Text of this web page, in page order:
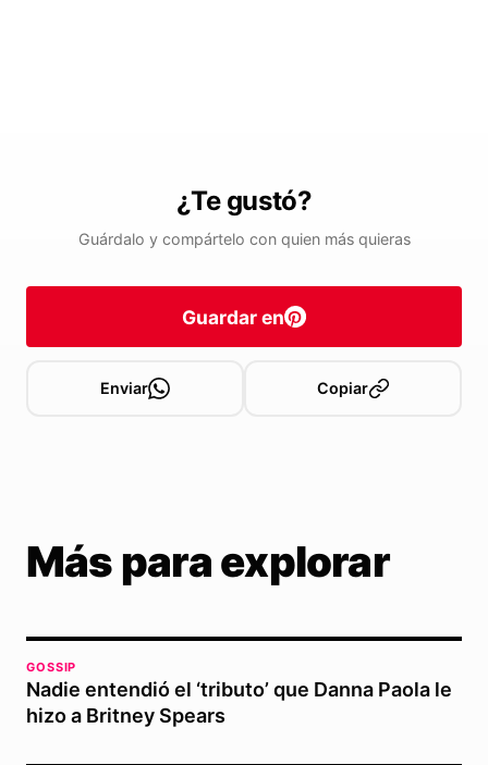
¿Te gustó?
Guárdalo y compártelo con quien más quieras
Guardar en
Enviar Copiar
Más para explorar
GOSSIP
Nadie entendió el ‘tributo’ que Danna Paola le
hizo a Britney Spears